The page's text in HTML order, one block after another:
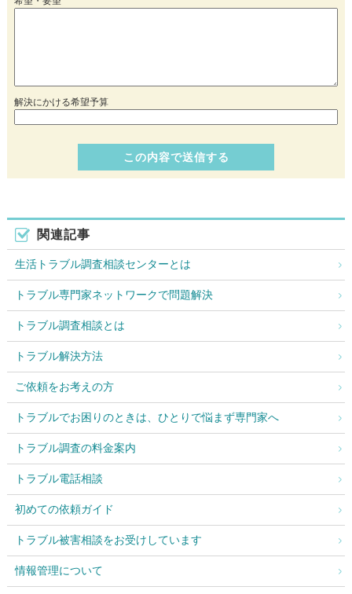
解決にかける希望予算
関連記事
生活トラブル調査相談センターとは
トラブル専門家ネットワークで問題解決
トラブル調査相談とは
トラブル解決方法
ご依頼をお考えの方
トラブルでお困りのときは、ひとりで悩まず専門家へ
トラブル調査の料金案内
トラブル電話相談
初めての依頼ガイド
トラブル被害相談をお受けしています
情報管理について